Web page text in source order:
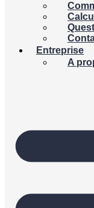
Entreprise
A